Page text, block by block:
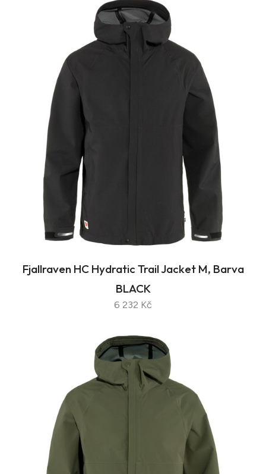
Fjallraven HC Hydratic Trail Jacket M, Barva
BLACK
6 232 Kč